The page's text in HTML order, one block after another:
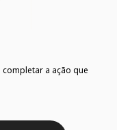
a ação que